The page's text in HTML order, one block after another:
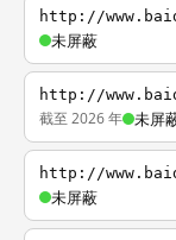
http://
未屏蔽
http://
截至 2026 年 未屏
http://
未屏蔽